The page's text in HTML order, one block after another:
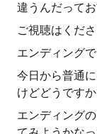
違うんだって
ご視聴はくださ
エンディングで
今日から普通
けどどうです
エンディング